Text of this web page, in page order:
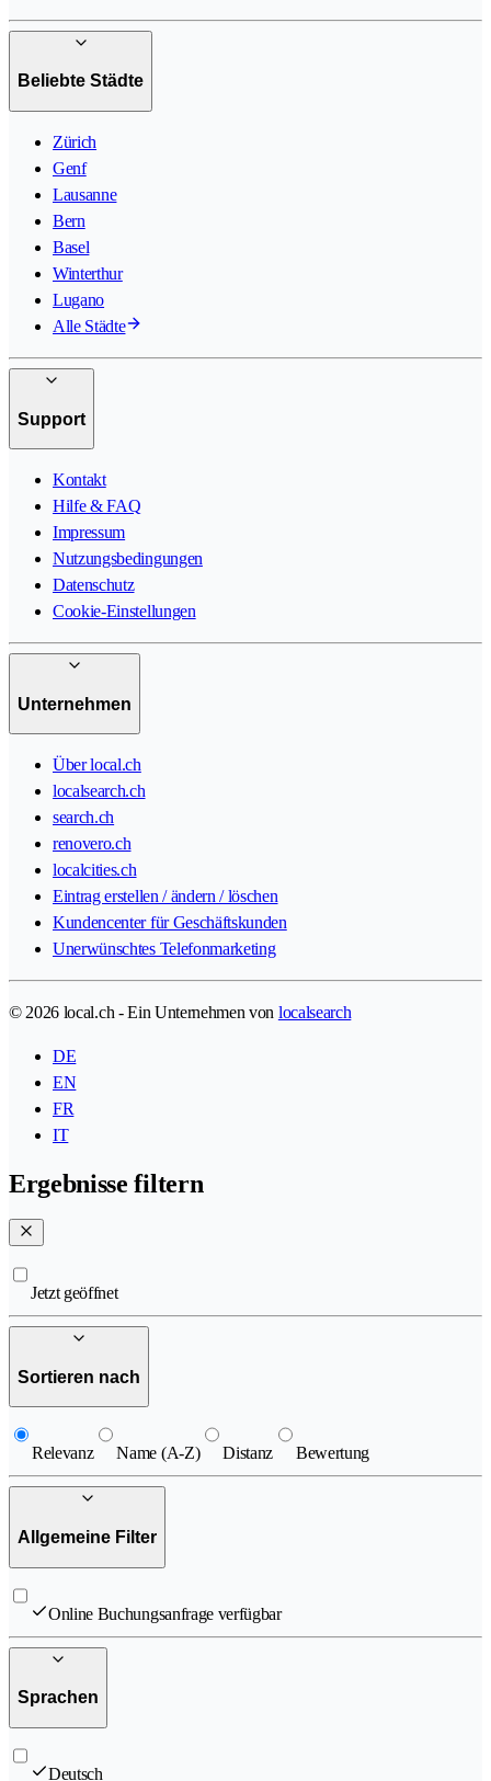
Beliebte Städte
Zürich
Genf
Lausanne
Bern
Basel
Winterthur
Lugano
Alle Städte
Support
Kontakt
Hilfe & FAQ
Impressum
Nutzungsbedingungen
Datenschutz
Cookie-Einstellungen
Unternehmen
Über local.ch
localsearch.ch
search.ch
renovero.ch
localcities.ch
Eintrag erstellen / ändern / löschen
Kundencenter für Geschäftskunden
Unerwünschtes Telefonmarketing
© 2026 local.ch - Ein Unternehmen von localsearch
DE
EN
FR
IT
Ergebnisse filtern
Jetzt geöffnet
Sortieren nach
Relevanz Name (A-Z) Distanz Bewertung
Allgemeine Filter
Online Buchungsanfrage verfügbar
Sprachen
Deutsch